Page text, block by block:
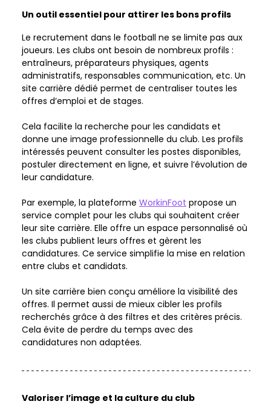
Un outil essentiel pour attirer les bons profils
Le recrutement dans le football ne se limite pas aux
joueurs. Les clubs ont besoin de nombreux profils :
entraîneurs, préparateurs physiques, agents
administratifs, responsables communication, etc. Un
site carrière dédié permet de centraliser toutes les
offres d’emploi et de stages.
Cela facilite la recherche pour les candidats et
donne une image professionnelle du club. Les profils
intéressés peuvent consulter les postes disponibles,
postuler directement en ligne, et suivre l’évolution de
leur candidature.
Par exemple, la plateforme WorkinFoot propose un
service complet pour les clubs qui souhaitent créer
leur site carrière. Elle offre un espace personnalisé où
les clubs publient leurs offres et gèrent les
candidatures. Ce service simplifie la mise en relation
entre clubs et candidats.
Un site carrière bien conçu améliore la visibilité des
offres. Il permet aussi de mieux cibler les profils
recherchés grâce à des filtres et des critères précis.
Cela évite de perdre du temps avec des
candidatures non adaptées.
Valoriser l’image et la culture du club